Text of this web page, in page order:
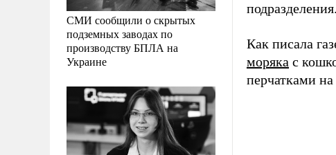
СМИ сообщили о скрытых
подземных заводах по
производству БПЛА на
Украине
подразделения.
Как писала
моряка c
перчатками на